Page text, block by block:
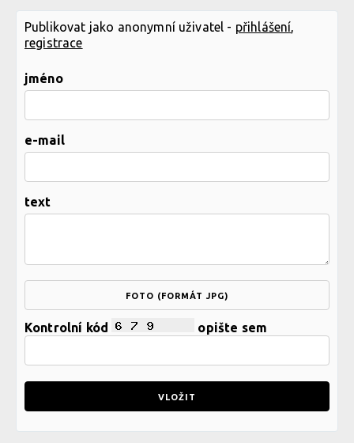
Publikovat jako anonymní uživatel - přihlášení,
registrace
jméno
e-mail
text
FOTO (FORMÁT JPG)
Kontrolní kód opište sem